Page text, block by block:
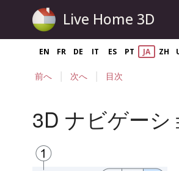
Live Home 3D
EN FR DE IT ES PT JA ZH
前へ | 次へ | 目次
3D ナビゲー